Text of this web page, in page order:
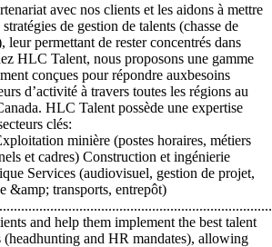
avec nos clients et les aidons à mettre
de gestion de talents (chasse de
leur permettant de rester concentrés dans
HLC Talent, nous proposons une gamme
conçues pour répondre auxbesoins
d’activité à travers toutes les régions au
HLC Talent possède une expertise
clés:
minière (postes horaires, métiers
et cadres) Construction et ingénierie
Services (audiovisuel, gestion de projet,
&amp; transports, entrepôt)
and help them implement the best talent
(headhunting and HR mandates), allowing